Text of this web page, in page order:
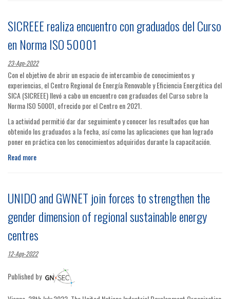
SICREEE realiza encuentro con graduados del Curso
en Norma ISO 50001
23-Ago-2022
Con el objetivo de abrir un espacio de intercambio de conocimientos y
experiencias, el Centro Regional de Energía Renovable y Eficiencia Energética del
SICA (SICREEE) llevó a cabo un encuentro con graduados del Curso sobre la
Norma ISO 50001, ofrecido por el Centro en 2021.
La actividad permitió dar dar seguimiento y conocer los resultados que han
obtenido los graduados a la fecha, así como las aplicaciones que han logrado
poner en práctica con los conocimientos adquiridos durante la capacitación.
Read more
UNIDO and GWNET join forces to strengthen the
gender dimension of regional sustainable energy
centres
12-Ago-2022
Published by